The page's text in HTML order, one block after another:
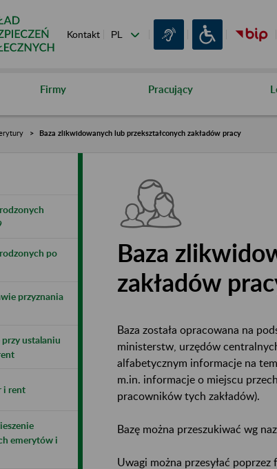
Kontakt
Firmy Pracujący
Baza zlikwidowanych lub przekształconych zakładów pracy
po
przyznania
ustalaniu
i rent
emerytów i
Baza
zakładów
Baza została opracowana na
ministerstw, urzędów
alfabetycznym informacje na
m.in. informacje o miejscu
pracowników tych zakładów).
Bazę można przeszukiwać wg
Uwagi można przesyłać